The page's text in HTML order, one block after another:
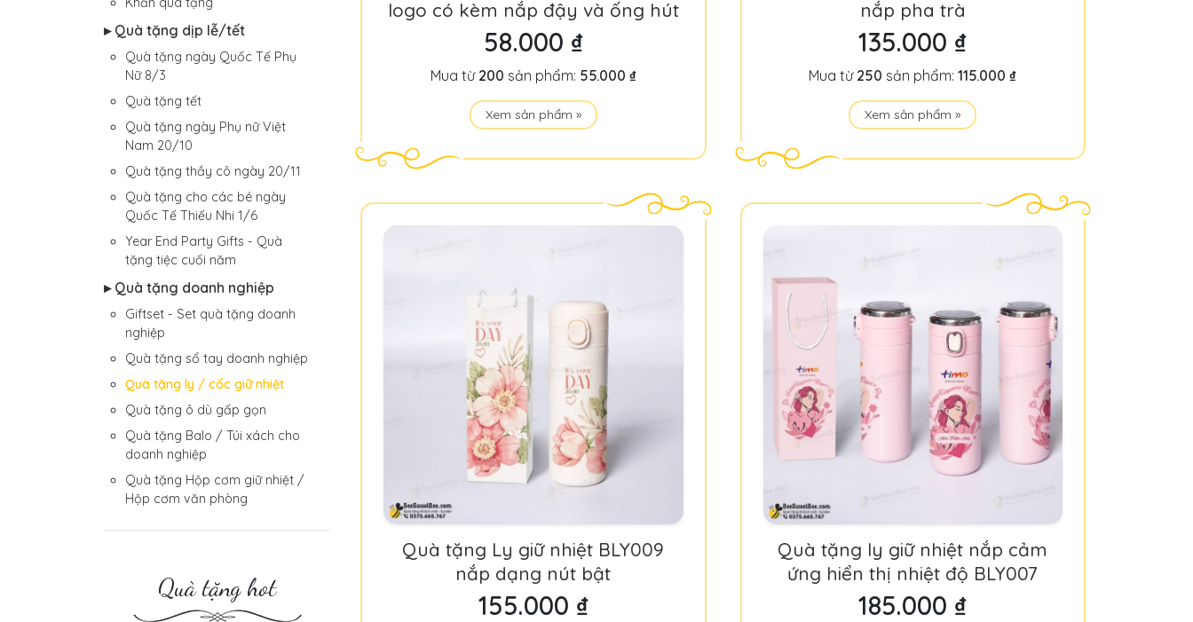
logo có kèm nắp đậy và ống hút
58.000 ₫
Mua từ 200 sản phẩm: 55.000 ₫
Xem sản phẩm »
nắp pha trà
135.000 ₫
Mua từ 250 sản phẩm:115.000 ₫
Xem sản phẩm »
Quà tặng Ly giữ nhiệt BLY009
nắp dạng nút bật
155.000 ₫
Quà tặng ly giữ nhiệt nắp cảm
ứng hiển thị nhiệt độ BLY007
185.000 ₫
▸ Quà tặng dịp lễ/tết
Quà tặng ngày Quốc Tế Phụ
Nữ 8/3
Quà tặng tết
Quà tặng ngày Phụ nữ Việt
Nam 20/10
Quà tặng thầy cô ngày 20/11
Quà tặng cho các bé ngày
Quốc Tế Thiếu Nhi 1/6
Year End Party Gifts - Quà
tặng tiệc cuối năm
▸ Quà tặng doanh nghiệp
Giftset - Set quà tặng doanh
nghiệp
Quà tặng sổ tay doanh nghiệp
Quà tặng ly / cốc giữ nhiệt
Quà tặng ô dù gấp gọn
Quà tặng Balo / Túi xách cho
doanh nghiệp
Quà tặng Hộp cơm giữ nhiệt /
Hộp cơm văn phòng
Quà tặng hot